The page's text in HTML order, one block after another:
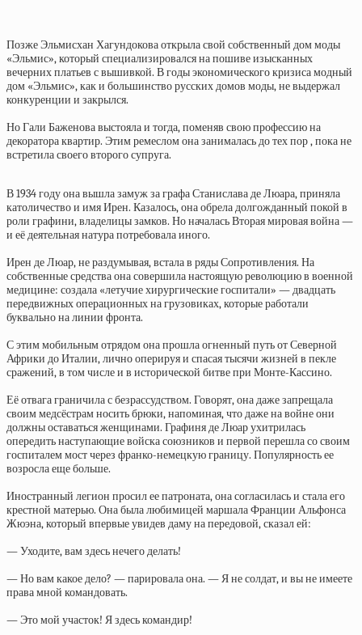
Позже Эльмисхан Хагундокова открыла свой собственный дом моды
«Эльмис», который специализировался на пошиве изысканных
вечерних платьев с вышивкой. В годы экономического кризиса модный
дом «Эльмис», как и большинство русских домов моды, не выдержал
конкуренции и закрылся.
Но Гали Баженова выстояла и тогда, поменяв свою профессию на
декоратора квартир. Этим ремеслом она занималась до тех пор , пока не
встретила своего второго супруга.
В 1934 году она вышла замуж за графа Станислава де Люара, приняла
католичество и имя Ирен. Казалось, она обрела долгожданный покой в
роли графини, владелицы замков. Но началась Вторая мировая война —
и её деятельная натура потребовала иного.
Ирен де Люар, не раздумывая, встала в ряды Сопротивления. На
собственные средства она совершила настоящую революцию в военной
медицине: создала «летучие хирургические госпитали» — двадцать
передвижных операционных на грузовиках, которые работали
буквально на линии фронта.
С этим мобильным отрядом она прошла огненный путь от Северной
Африки до Италии, лично оперируя и спасая тысячи жизней в пекле
сражений, в том числе и в исторической битве при Монте-Кассино.
Её отвага граничила с безрассудством. Говорят, она даже запрещала
своим медсёстрам носить брюки, напоминая, что даже на войне они
должны оставаться женщинами. Графиня де Люар ухитрилась
опередить наступающие войска союзников и первой перешла со своим
госпиталем мост через франко-немецкую границу. Популярность ее
возросла еще больше.
Иностранный легион просил ее патроната, она согласилась и стала его
крестной матерью. Она была любимицей маршала Франции Альфонса
Жюэна, который впервые увидев даму на передовой, сказал ей:
— Уходите, вам здесь нечего делать!
— Но вам какое дело? — парировала она. — Я не солдат, и вы не имеете
права мной командовать.
— Это мой участок! Я здесь командир!